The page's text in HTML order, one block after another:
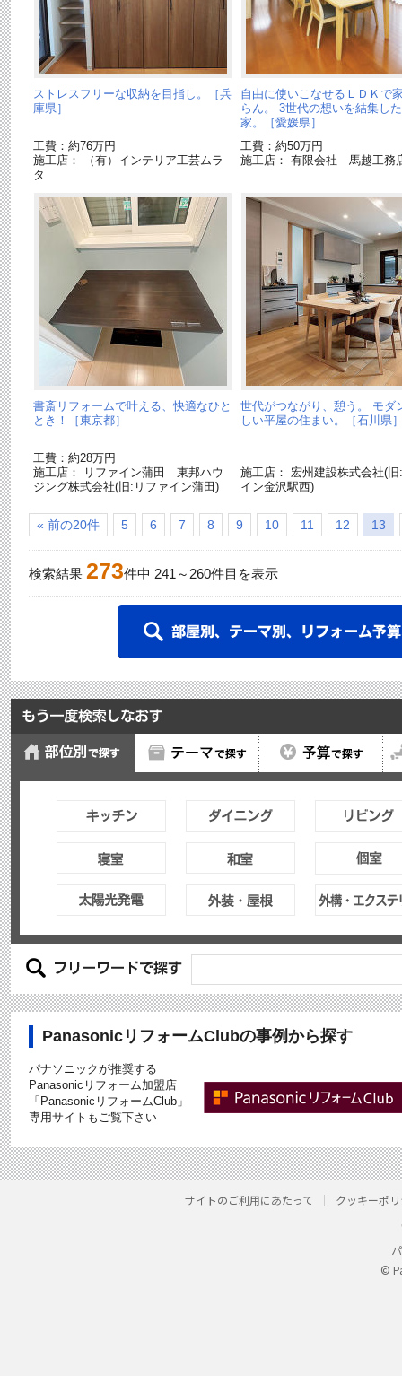
ストレスフリーな収納を目指し。［兵
庫県］
工費：約76万円
施工店： （有）インテリア工芸ムラ
タ
自由に使いこなせるＬＤＫで
らん。 3世代の想いを結集し
家。［愛媛県］
工費：約50万円
施工店： 有限会社 馬越工務
書斎リフォームで叶える、快適なひと
とき！［東京都］
工費：約28万円
施工店： リファイン蒲田 東邦ハウ
ジング株式会社(旧:リファイン蒲田)
世代がつながり、憩う。 モダ
しい平屋の住まい。［石川県
施工店： 宏州建設株式会社(
イン金沢駅西)
« 前の20件 5 6 7 8 9 10 11 12 13
検索結果 273件中 241 ～ 260件目を表示
PanasonicリフォームClubの事例から探す
パナソニックが推奨する
Panasonicリフォーム加盟店
「PanasonicリフォームClub」
専用サイトもご覧下さい
サイトのご利用にあたって クッキーポ
©